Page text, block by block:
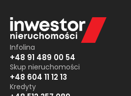
Infolina
+48 91 489 00 54
Skup nieruchomości
+48 604 11 12 13
Kredyty